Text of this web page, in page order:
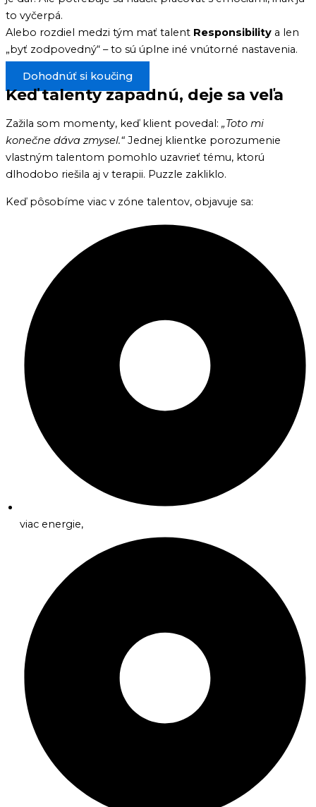
to vyčerpá.
Alebo rozdiel medzi tým mať talent Responsibility a len
„byť zodpovedný“ – to sú úplne iné vnútorné nastavenia.
Dohodnúť si koučing
Keď talenty zapadnú, deje sa veľa
Zažila som momenty, keď klient povedal: „Toto mi
konečne dáva zmysel.“ Jednej klientke porozumenie
vlastným talentom pomohlo uzavrieť tému, ktorú
dlhodobo riešila aj v terapii. Puzzle zakliklo.
Keď pôsobíme viac v zóne talentov, objavuje sa:
viac energie,